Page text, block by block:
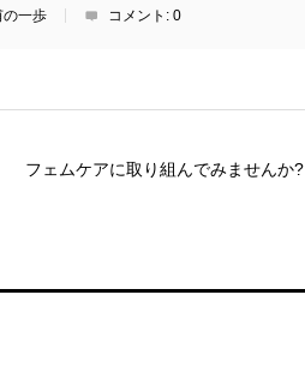
の一歩 コメント: 0
フェムケアに取り組んでみませんか?